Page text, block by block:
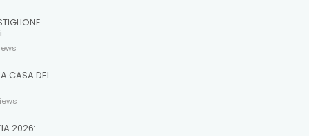
CASA DEL
2026: